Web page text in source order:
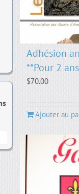
Adhésion
**Pour 2 ans
$70.00
Ajouter au